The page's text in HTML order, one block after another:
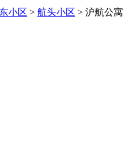
小区 > 航头小区 > 沪航公寓